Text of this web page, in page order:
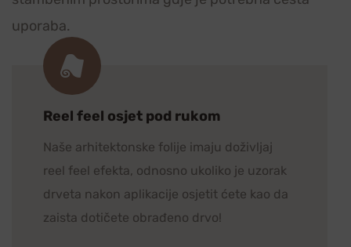
uporaba.
Reel feel osjet pod rukom
Naše arhitektonske folije imaju doživljaj
reel feel efekta, odnosno ukoliko je uzorak
drveta nakon aplikacije osjetit ćete kao da
zaista dotičete obrađeno drvo!